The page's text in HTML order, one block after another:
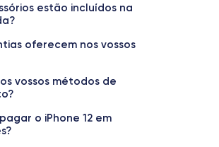
64, 128, 256 GB
Número de núcleos
estão incluídos na
oferecem nos vossos
vossos métodos de
o iPhone 12 em